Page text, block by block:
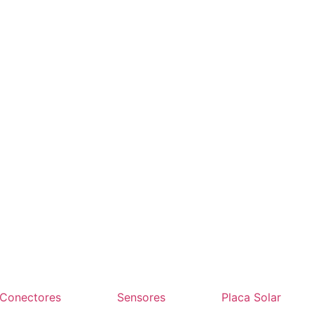
Conectores Sensores Placa Solar